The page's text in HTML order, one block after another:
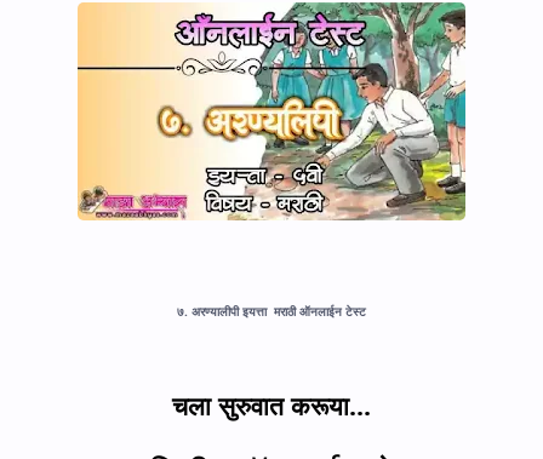
७. अरण्यालीपी इयत्ता मराठी ऑनलाईन टेस्ट
चला सुरुवात करूया...